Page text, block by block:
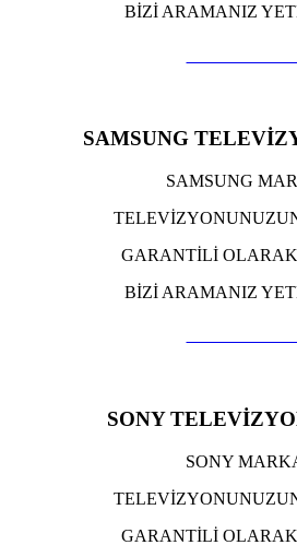
BİZİ ARAMANIZ
SAMSUNG
SAMSUNG
GARANTİLİ
BİZİ ARAMANIZ
SONY
SONY
GARANTİLİ